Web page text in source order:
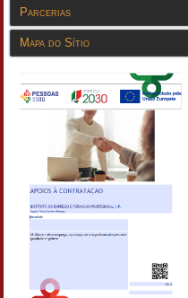
Parcerias
Mapa do Sítio